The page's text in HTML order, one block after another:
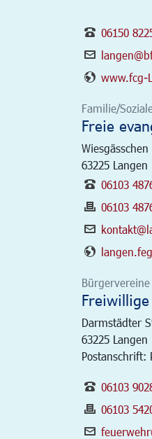
06150
www.fcg-
Familie/
Freie
Wiesgässchen
63225 Langen
06103
06103
Freiwillige
Darmstädter
63225 Langen
Postanschrift:
06103
06103